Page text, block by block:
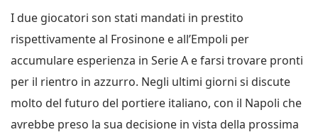
I due giocatori son stati mandati in prestito
rispettivamente al Frosinone e all’Empoli per
accumulare esperienza in Serie A e farsi trovare pronti
per il rientro in azzurro. Negli ultimi giorni si discute
molto del futuro del portiere italiano, con il Napoli che
avrebbe preso la sua decisione in vista della prossima